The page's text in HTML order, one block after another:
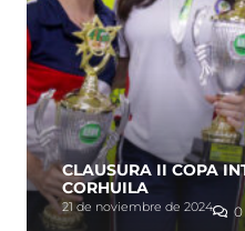
CLAUSURA II COPA
CORHUILA
21 de noviembre de 2024 0